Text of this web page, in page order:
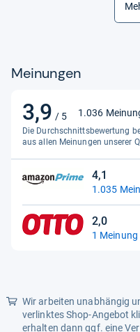
Meinungen
3,9 / 5
3,9
von
5
Sternen
1.036
Die Durchschnittsbewertung
aus allen Meinungen unserer
4,1
4,1
von
Sternen
1.035
2,0
2,0
von
1 Meinung
Wir arbeiten unabhängig
verlinktes Shop-Angebot
erhalten dann ggf. eine